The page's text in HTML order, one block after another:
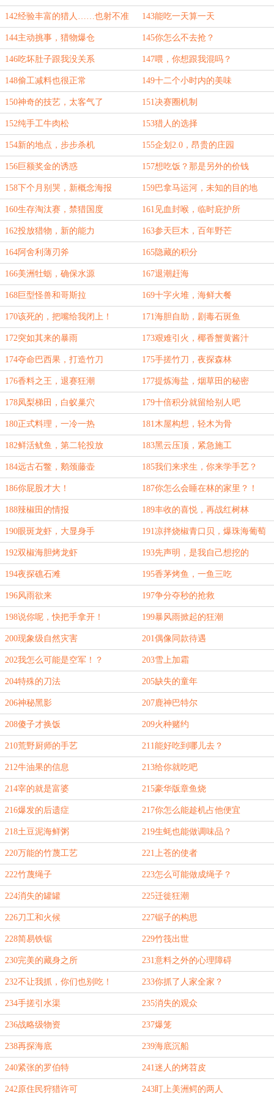
142经验丰富的猎人……也射不准 143能吃一天算一天
144主动挑事，猎物爆仓 145你怎么不去抢？
146吃坏肚子跟我没关系 147喂，你想跟我混吗？
148偷工减料也很正常 149十二个小时内的美味
150神奇的技艺，太客气了 151决赛圈机制
152纯手工牛肉松 153猎人的选择
154新的地点，步步杀机 155企划2.0，昂贵的庄园
156巨额奖金的诱惑 157想吃饭？那是另外的价钱
158下个月别哭，新概念海报 159巴拿马运河，未知的目的地
160生存淘汰赛，禁猎国度 161见血封喉，临时庇护所
162投放猎物，新的能力 163参天巨木，百年野芒
164阿舍利薄刃斧 165隐藏的积分
166美洲牡蛎，确保水源 167退潮赶海
168巨型怪兽和哥斯拉 169十字火堆，海鲜大餐
170该死的，把嘴给我闭上！ 171海胆自助，剧毒石斑鱼
172突如其来的暴雨 173艰难引火，椰香蟹黄酱汁
174夺命巴西果，打造竹刀 175手搓竹刀，夜探森林
176香料之王，退赛狂潮 177提炼海盐，烟草田的秘密
178凤梨梯田，白蚁巢穴 179十倍积分就留给别人吧
180正式料理，一冷一热 181木屋构想，轻木为骨
182鲜活鱿鱼，第二轮投放 183黑云压顶，紧急施工
184远古石鳖，鹅颈藤壶 185我们来求生，你来学手艺？
186你屁股才大！ 187你怎么会睡在林的家里？！
188辣椒田的情报 189丰收的喜悦，再战红树林
190眼斑龙虾，大显身手 191凉拌烧椒青口贝，爆珠海葡萄
192双椒海胆烤龙虾 193先声明，是我自己想挖的
194夜探礁石滩 195香茅烤鱼，一鱼三吃
196风雨欲来 197争分夺秒的抢救
198说你呢，快把手拿开！ 199暴风雨掀起的狂潮
200现象级自然灾害 201偶像同款待遇
202我怎么可能是空军！？ 203雪上加霜
204特殊的刀法 205缺失的童年
206神秘黑影 207鹿神巴特尔
208傻子才换饭 209火种赌约
210荒野厨师的手艺 211能好吃到哪儿去？
212牛油果的信息 213给你就吃吧
214宰的就是富婆 215豪华版章鱼烧
216爆发的后遗症 217你怎么能趁机占他便宜
218土豆泥海鲜粥 219生蚝也能做调味品？
220万能的竹蔑工艺 221上苍的使者
222竹蔑绳子 223怎么可能做成绳子？
224消失的罐罐 225迁徙狂潮
226刀工和火候 227锯子的构思
228简易铁锯 229竹筏出世
230完美的藏身之所 231意料之外的心理障碍
232不让我抓，你们也别吃！ 233你抓了人家全家？
234手搓引水渠 235消失的观众
236战略级物资 237爆笼
238再探海底 239海底沉船
240紧张的罗伯特 241迷人的烤苕皮
242原住民狩猎许可 243盯上美洲鳄的两人